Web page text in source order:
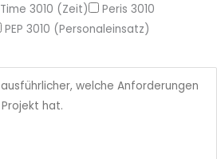
Time 3010 (Zeit)
Peris 3010
PEP 3010 (Personaleinsatz)